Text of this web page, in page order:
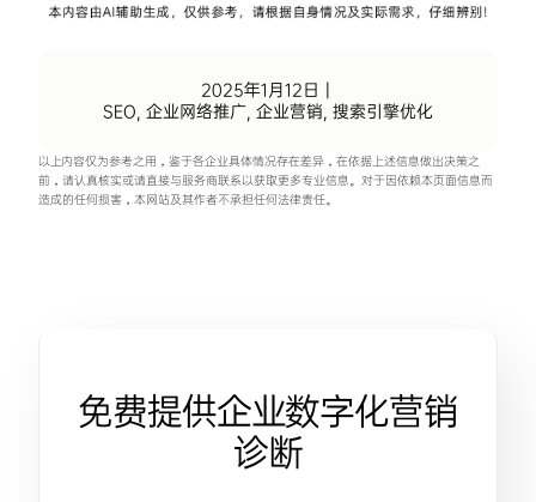
2025年1月12日
SEO, 企业网络推广, 企业营销, 搜索引擎优化
以上内容仅为参考之用，鉴于各企业具体情况存在差异，在依据上述信息做出决策之
前，请认真核实或请直接与服务商联系以获取更多专业信息。对于因依赖本页面信息而
造成的任何损害，本网站及其作者不承担任何法律责任。
免费提供企业数字化营销
诊断